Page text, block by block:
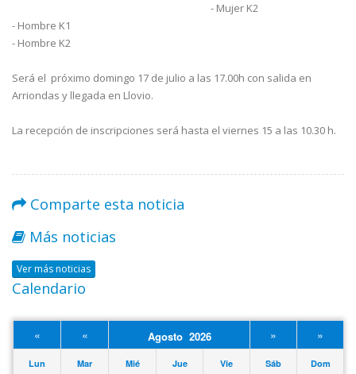
- Mujer K2
- Hombre K1
- Hombre K2
Será el próximo domingo 17 de julio a las 17.00h con salida en
Arriondas y llegada en Llovio.
La recepción de inscripciones será hasta el viernes 15 a las 10.30 h.
Comparte esta noticia
Más noticias
Ver más noticias
Calendario
« « Agosto 2026 » »
Lun Mar Mié Jue Vie Sáb Dom